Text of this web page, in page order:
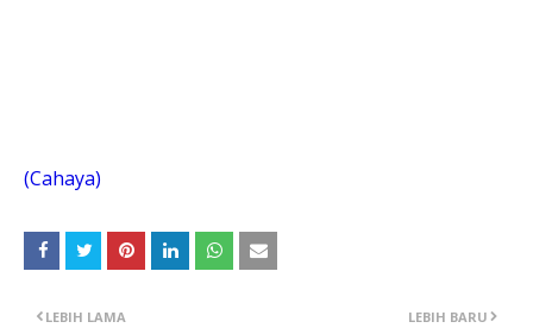
(Cahaya)
LEBIH BARU
LEBIH LAMA